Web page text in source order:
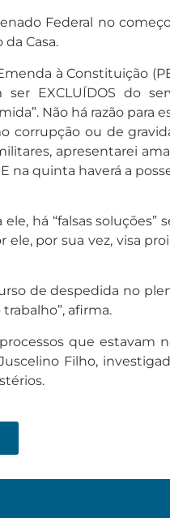
Federal no
Casa.
à Constituição
EXCLUÍDOS do
Não há razão para
corrupção ou de
apresentarei
quinta haverá a
há “falsas
por sua vez, visa
de despedida no
afirma.
que estavam
Filho,